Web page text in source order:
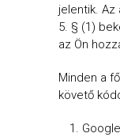
jelentik. Az
5. § (1)
az Ön
Minden a
követő